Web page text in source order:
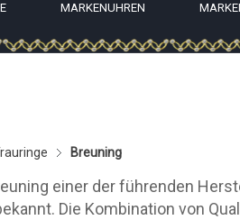
MARKENUHREN
Breuning
einer der führenden
Die Kombination von